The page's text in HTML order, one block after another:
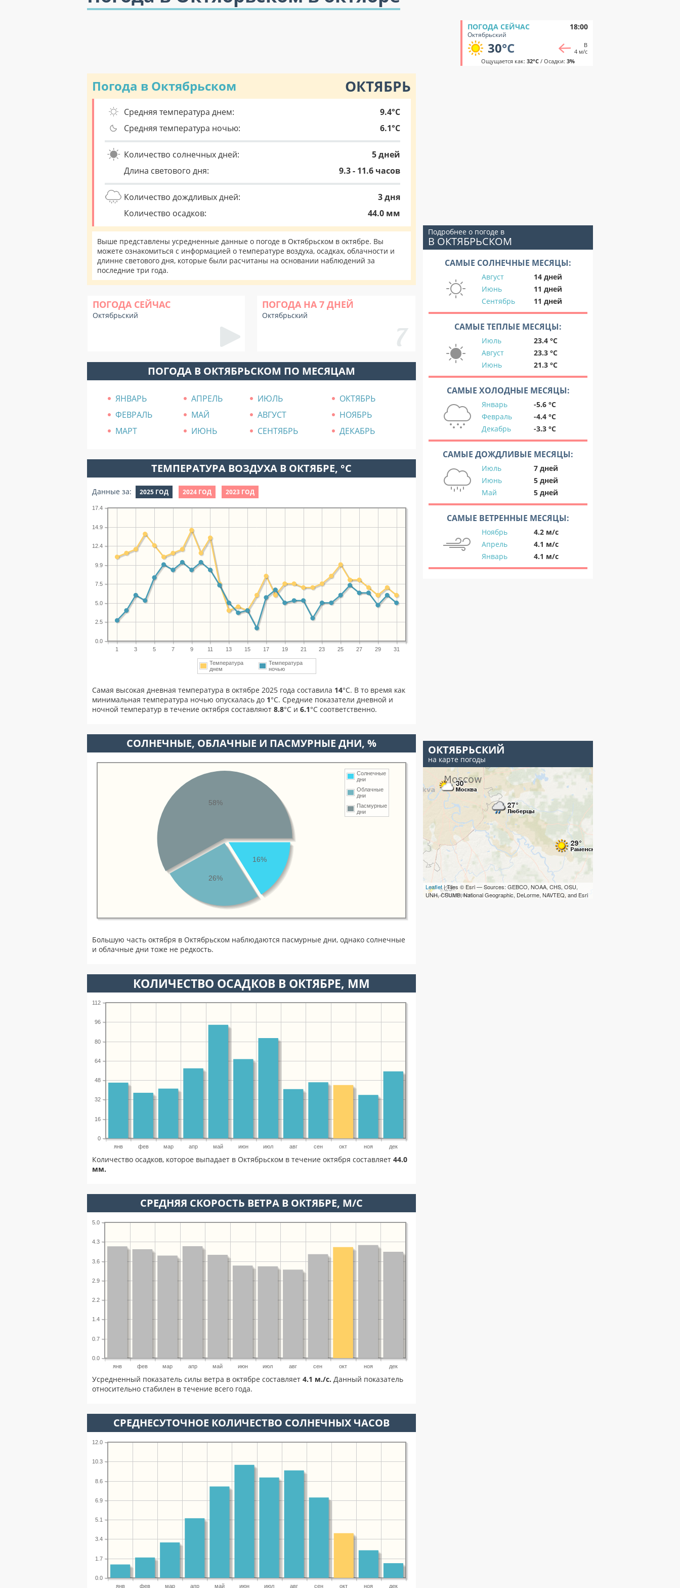
ПОГОДА СЕЙЧАС 18:00
Октябрьский
30°C
В
4 м/с
Ощущается как: 32°C/ Осадки: 3%
Погода в Октябрьском ОКТЯБРЬ
Средняя температура днем:
9.4°C
Средняя температура ночью:
6.1°C
Количество солнечных дней:
5 дней
Длина светового дня:
9.3 - 11.6 часов
Количество дождливых дней:
3 дня
Количество осадков:
44.0 мм
Выше представлены усредненные данные о погоде в Октябрьском в октябре. Вы
можете ознакомиться с информацией о температуре воздуха, осадках, облачности и
длинне светового дня, которые были расчитаны на основании наблюдений за
последние три года.
ПОГОДА СЕЙЧАС
Октябрьский
ПОГОДА НА 7 ДНЕЙ
Октябрьский
ПОГОДА В ОКТЯБРЬСКОМ ПО МЕСЯЦАМ
ЯНВАРЬ АПРЕЛЬ ИЮЛЬ
ОКТЯБРЬ
ФЕВРАЛЬ
МАЙ АВГУСТ
НОЯБРЬ
МАРТ
ИЮНЬ СЕНТЯБРЬ ДЕКАБРЬ
ТЕМПЕРАТУРА ВОЗДУХА В ОКТЯБРЕ, °C
Данные за: 2025 ГОД 2024 ГОД 2023 ГОД
1 3 5 7 9 11 13 15 17 19 21 23 25 27 29 31
0.0
2.5
5.0
7.5
9.9
12.4
14.9
17.4
Температура
днем
Температура
ночью
Самая высокая дневная температура в октябре 2025 года составила 14°С. В то время как
минимальная температура ночью опускалась до 1°C. Средние показатели дневной и
ночной температур в течение октября составляют 8.8°С и 6.1°С соответственно.
CОЛНЕЧНЫЕ, ОБЛАЧНЫЕ И ПАСМУРНЫЕ ДНИ, %
Солнечные
дни
Облачные
дни
Пасмурные
дни
16%
26%
58%
Большую часть октября в Октябрьском наблюдаются пасмурные дни, однако солнечные
и облачные дни тоже не редкость.
КОЛИЧЕСТВО ОСАДКОВ В ОКТЯБРЕ, ММ
янв фев мар апр май июн июл авг сен окт ноя дек
0
16
32
48
64
80
96
112
Количество осадков, которое выпадает в Октябрьском в течение октября составляет 44.0
мм.
СРЕДНЯЯ СКОРОСТЬ ВЕТРА В ОКТЯБРЕ, М/С
янв фев мар апр май июн июл авг сен окт ноя дек
0.0
0.7
1.4
2.2
2.9
3.6
4.3
5.0
Усредненный показатель силы ветра в октябре составляет 4.1 м./с. Данный показатель
относительно стабилен в течение всего года.
СРЕДНЕСУТОЧНОЕ КОЛИЧЕСТВО СОЛНЕЧНЫХ ЧАСОВ
янв фев мар апр май июн июл авг сен окт ноя дек
0.0
1.7
3.4
5.1
6.9
8.6
10.3
12.0
Подробнее о погоде в
В ОКТЯБРЬСКОМ
САМЫЕ СОЛНЕЧНЫЕ МЕСЯЦЫ:
Август
14 дней
Июнь
11 дней
Сентябрь
11 дней
САМЫЕ ТЕПЛЫЕ МЕСЯЦЫ:
Июль
23.4 °C
Август
23.3 °C
Июнь
21.3 °C
САМЫЕ ХОЛОДНЫЕ МЕСЯЦЫ:
Январь
-5.6 °C
Февраль
-4.4 °C
Декабрь
-3.3 °C
САМЫЕ ДОЖДЛИВЫЕ МЕСЯЦЫ:
Июль
7 дней
Июнь
5 дней
Май
5 дней
САМЫЕ ВЕТРЕННЫЕ МЕСЯЦЫ:
Ноябрь
4.2 м/с
Апрель
4.1 м/с
Январь
4.1 м/с
ОКТЯБРЬСКИЙ
на карте погоды
Leaflet| Tiles © Esri — Sources: GEBCO, NOAA, CHS, OSU,
UNH, CSUMB, National Geographic, DeLorme, NAVTEQ, and Esri